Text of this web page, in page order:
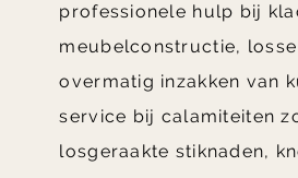
professionele hulp bij
meubelconstructie,
overmatig inzakken van
service bij calamiteiten
losgeraakte stiknaden,